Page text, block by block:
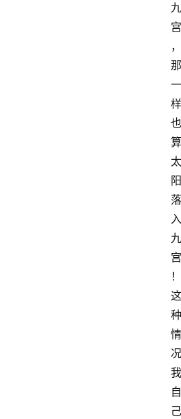
九
宫
，
那
一
样
也
算
太
阳
落
入
九
宫
！
这
种
情
况
我
自
己